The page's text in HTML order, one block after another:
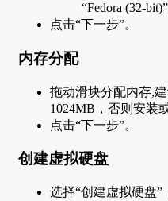
“Fedora (32-bit)”
点击“下一步”。
内存分配
拖动滑块分配内存,
1024MB，否则安装
点击“下一步”。
创建虚拟硬盘
选择“创建虚拟硬盘”